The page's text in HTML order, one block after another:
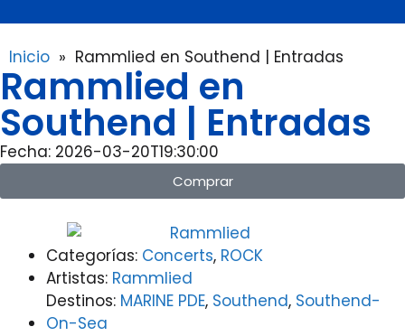
Inicio » Rammlied en Southend | Entradas
Rammlied en
Southend | Entradas
Fecha: 2026-03-20T19:30:00
Comprar
Categorías: Concerts, ROCK
Artistas: Rammlied
Destinos: MARINE PDE, Southend, Southend-
On-Sea